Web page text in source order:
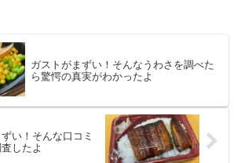
ガストがまずい！そんなうわさを調べた
ら驚愕の真実がわかったよ
い！そんな口コミ
したよ